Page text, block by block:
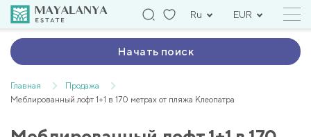
Ru EUR
Начать поиск
Главная
Продажа
Меблированный лофт 1+1 в 170 метрах от пляжа Клеопатра